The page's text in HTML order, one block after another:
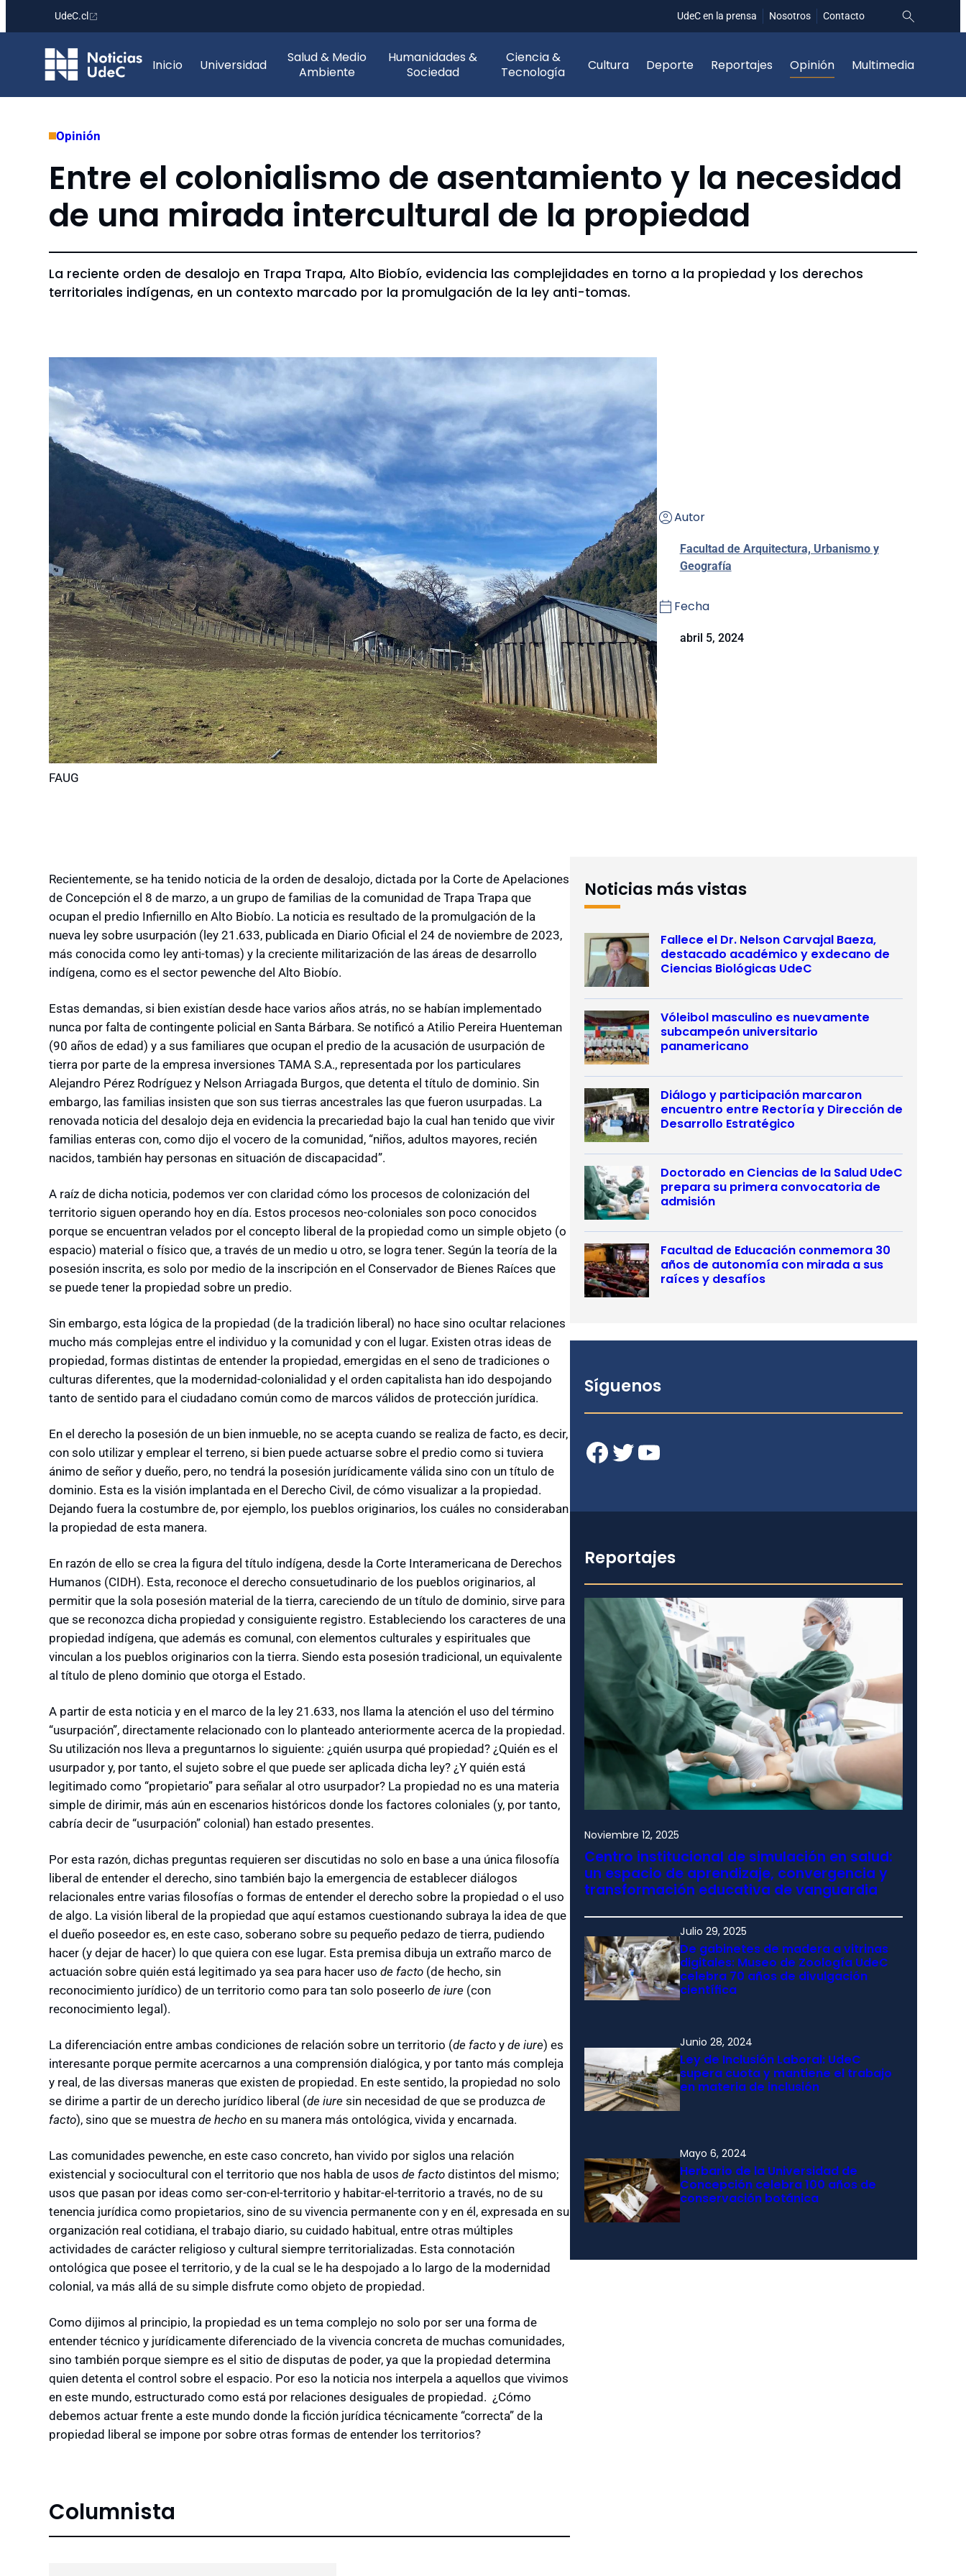
contenido
UdeC.cl UdeC en la prensa Nosotros Contacto
Inicio Universidad
Salud & Medio
Ambiente
Humanidades &
Sociedad
Ciencia &
Tecnología
Cultura Deporte Reportajes Opinión Multimedia
Opinión
Entre el colonialismo de asentamiento y la necesidad
de una mirada intercultural de la propiedad
La reciente orden de desalojo en Trapa Trapa, Alto Biobío, evidencia las complejidades en torno a la propiedad y los derechos
territoriales indígenas, en un contexto marcado por la promulgación de la ley anti-tomas.
FAUG
Autor
Facultad de Arquitectura, Urbanismo y
Geografía
Fecha
abril 5, 2024
Recientemente, se ha tenido noticia de la orden de desalojo, dictada por la Corte de Apelaciones
de Concepción el 8 de marzo, a un grupo de familias de la comunidad de Trapa Trapa que
ocupan el predio Infiernillo en Alto Biobío. La noticia es resultado de la promulgación de la
nueva ley sobre usurpación (ley 21.633, publicada en Diario Oficial el 24 de noviembre de 2023,
más conocida como ley anti-tomas) y la creciente militarización de las áreas de desarrollo
indígena, como es el sector pewenche del Alto Biobío.
Estas demandas, si bien existían desde hace varios años atrás, no se habían implementado
nunca por falta de contingente policial en Santa Bárbara. Se notificó a Atilio Pereira Huenteman
(90 años de edad) y a sus familiares que ocupan el predio de la acusación de usurpación de
tierra por parte de la empresa inversiones TAMA S.A., representada por los particulares
Alejandro Pérez Rodríguez y Nelson Arriagada Burgos, que detenta el título de dominio. Sin
embargo, las familias insisten que son sus tierras ancestrales las que fueron usurpadas. La
renovada noticia del desalojo deja en evidencia la precariedad bajo la cual han tenido que vivir
familias enteras con, como dijo el vocero de la comunidad, “niños, adultos mayores, recién
nacidos, también hay personas en situación de discapacidad”.
A raíz de dicha noticia, podemos ver con claridad cómo los procesos de colonización del
territorio siguen operando hoy en día. Estos procesos neo-coloniales son poco conocidos
porque se encuentran velados por el concepto liberal de la propiedad como un simple objeto (o
espacio) material o físico que, a través de un medio u otro, se logra tener. Según la teoría de la
posesión inscrita, es solo por medio de la inscripción en el Conservador de Bienes Raíces que
se puede tener la propiedad sobre un predio.
Sin embargo, esta lógica de la propiedad (de la tradición liberal) no hace sino ocultar relaciones
mucho más complejas entre el individuo y la comunidad y con el lugar. Existen otras ideas de
propiedad, formas distintas de entender la propiedad, emergidas en el seno de tradiciones o
culturas diferentes, que la modernidad-colonialidad y el orden capitalista han ido despojando
tanto de sentido para el ciudadano común como de marcos válidos de protección jurídica.
En el derecho la posesión de un bien inmueble, no se acepta cuando se realiza de facto, es decir,
con solo utilizar y emplear el terreno, si bien puede actuarse sobre el predio como si tuviera
ánimo de señor y dueño, pero, no tendrá la posesión jurídicamente válida sino con un título de
dominio. Esta es la visión implantada en el Derecho Civil, de cómo visualizar a la propiedad.
Dejando fuera la costumbre de, por ejemplo, los pueblos originarios, los cuáles no consideraban
la propiedad de esta manera.
En razón de ello se crea la figura del título indígena, desde la Corte Interamericana de Derechos
Humanos (CIDH). Esta, reconoce el derecho consuetudinario de los pueblos originarios, al
permitir que la sola posesión material de la tierra, careciendo de un título de dominio, sirve para
que se reconozca dicha propiedad y consiguiente registro. Estableciendo los caracteres de una
propiedad indígena, que además es comunal, con elementos culturales y espirituales que
vinculan a los pueblos originarios con la tierra. Siendo esta posesión tradicional, un equivalente
al título de pleno dominio que otorga el Estado.
A partir de esta noticia y en el marco de la ley 21.633, nos llama la atención el uso del término
“usurpación”, directamente relacionado con lo planteado anteriormente acerca de la propiedad.
Su utilización nos lleva a preguntarnos lo siguiente: ¿quién usurpa qué propiedad? ¿Quién es el
usurpador y, por tanto, el sujeto sobre el que puede ser aplicada dicha ley? ¿Y quién está
legitimado como “propietario” para señalar al otro usurpador? La propiedad no es una materia
simple de dirimir, más aún en escenarios históricos donde los factores coloniales (y, por tanto,
cabría decir de “usurpación” colonial) han estado presentes.
Por esta razón, dichas preguntas requieren ser discutidas no solo en base a una única filosofía
liberal de entender el derecho, sino también bajo la emergencia de establecer diálogos
relacionales entre varias filosofías o formas de entender el derecho sobre la propiedad o el uso
de algo. La visión liberal de la propiedad que aquí estamos cuestionando subraya la idea de que
el dueño poseedor es, en este caso, soberano sobre su pequeño pedazo de tierra, pudiendo
hacer (y dejar de hacer) lo que quiera con ese lugar. Esta premisa dibuja un extraño marco de
actuación sobre quién está legitimado ya sea para hacer uso de facto (de hecho, sin
reconocimiento jurídico) de un territorio como para tan solo poseerlo de iure (con
reconocimiento legal).
La diferenciación entre ambas condiciones de relación sobre un territorio (de facto y de iure) es
interesante porque permite acercarnos a una comprensión dialógica, y por tanto más compleja
y real, de las diversas maneras que existen de propiedad. En este sentido, la propiedad no solo
se dirime a partir de un derecho jurídico liberal (de iure sin necesidad de que se produzca de
facto), sino que se muestra de hecho en su manera más ontológica, vivida y encarnada.
Las comunidades pewenche, en este caso concreto, han vivido por siglos una relación
existencial y sociocultural con el territorio que nos habla de usos de facto distintos del mismo;
usos que pasan por ideas como ser-con-el-territorio y habitar-el-territorio a través, no de su
tenencia jurídica como propietarios, sino de su vivencia permanente con y en él, expresada en su
organización real cotidiana, el trabajo diario, su cuidado habitual, entre otras múltiples
actividades de carácter religioso y cultural siempre territorializadas. Esta connotación
ontológica que posee el territorio, y de la cual se le ha despojado a lo largo de la modernidad
colonial, va más allá de su simple disfrute como objeto de propiedad.
Como dijimos al principio, la propiedad es un tema complejo no solo por ser una forma de
entender técnico y jurídicamente diferenciado de la vivencia concreta de muchas comunidades,
sino también porque siempre es el sitio de disputas de poder, ya que la propiedad determina
quien detenta el control sobre el espacio. Por eso la noticia nos interpela a aquellos que vivimos
en este mundo, estructurado como está por relaciones desiguales de propiedad. ¿Cómo
debemos actuar frente a este mundo donde la ficción jurídica técnicamente “correcta” de la
propiedad liberal se impone por sobre otras formas de entender los territorios?
Columnista
Noticias más vistas
Fallece el Dr. Nelson Carvajal Baeza,
destacado académico y exdecano de
Ciencias Biológicas UdeC
Vóleibol masculino es nuevamente
subcampeón universitario
panamericano
Diálogo y participación marcaron
encuentro entre Rectoría y Dirección de
Desarrollo Estratégico
Doctorado en Ciencias de la Salud UdeC
prepara su primera convocatoria de
admisión
Facultad de Educación conmemora 30
años de autonomía con mirada a sus
raíces y desafíos
Síguenos
Facebook Twitter YouTube
Reportajes
Noviembre 12, 2025
Centro institucional de simulación en salud:
un espacio de aprendizaje, convergencia y
transformación educativa de vanguardia
Julio 29, 2025
De gabinetes de madera a vitrinas
digitales: Museo de Zoología UdeC
celebra 70 años de divulgación
científica
Junio 28, 2024
Ley de Inclusión Laboral: UdeC
supera cuota y mantiene el trabajo
en materia de inclusión
Mayo 6, 2024
Herbario de la Universidad de
Concepción celebra 100 años de
conservación botánica